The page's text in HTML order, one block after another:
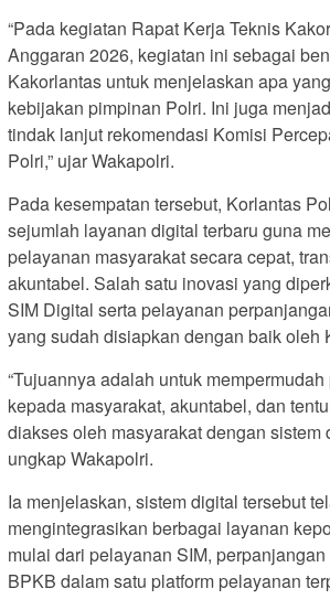
“Pada kegiatan Rapat Kerja Teknis
Anggaran 2026, kegiatan ini sebagai
Kakorlantas untuk menjelaskan apa
kebijakan pimpinan Polri. Ini juga
tindak lanjut rekomendasi Komisi
Polri,” ujar Wakapolri.
Pada kesempatan tersebut, Korlantas
sejumlah layanan digital terbaru guna
pelayanan masyarakat secara cepat,
akuntabel. Salah satu inovasi yang
SIM Digital serta pelayanan
yang sudah disiapkan dengan baik oleh
“Tujuannya adalah untuk
kepada masyarakat, akuntabel, dan
diakses oleh masyarakat dengan sistem
ungkap Wakapolri.
Ia menjelaskan, sistem digital tersebut
mengintegrasikan berbagai layanan
mulai dari pelayanan SIM,
BPKB dalam satu platform pelayanan